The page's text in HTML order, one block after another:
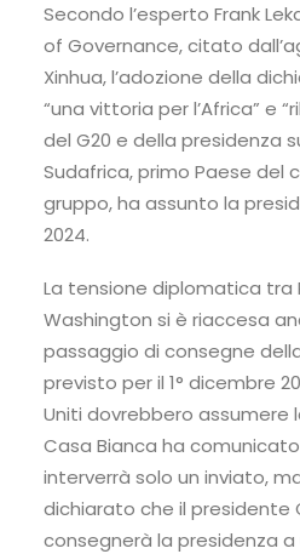
Secondo l’esperto Frank
of Governance, citato
Xinhua, l’adozione della
“una vittoria per l’Africa” e
del G20 e della presidenza
Sudafrica, primo Paese del
gruppo, ha assunto la
2024.
La tensione diplomatica tra
Washington si è riaccesa
passaggio di consegne
previsto per il 1° dicembre
Uniti dovrebbero assumere
Casa Bianca ha
interverrà solo un inviato,
dichiarato che il presidente
consegnerà la presidenza a